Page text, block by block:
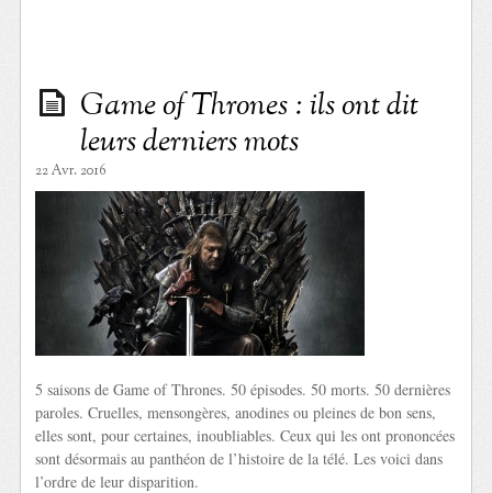
Game of Thrones : ils ont dit
leurs derniers mots
22 Avr. 2016
5 saisons de Game of Thrones. 50 épisodes. 50 morts. 50 dernières
paroles. Cruelles, mensongères, anodines ou pleines de bon sens,
elles sont, pour certaines, inoubliables. Ceux qui les ont prononcées
sont désormais au panthéon de l’histoire de la télé. Les voici dans
l’ordre de leur disparition.